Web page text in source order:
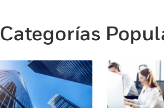
Categorías